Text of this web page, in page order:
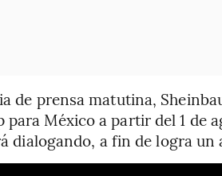
de prensa matutina,
México a partir del 1 de
dialogando, a fin de logra un